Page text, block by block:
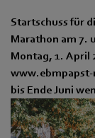
Startschuss für
Marathon am 7.
Montag, 1. April
www.ebmpapst-
bis Ende Juni